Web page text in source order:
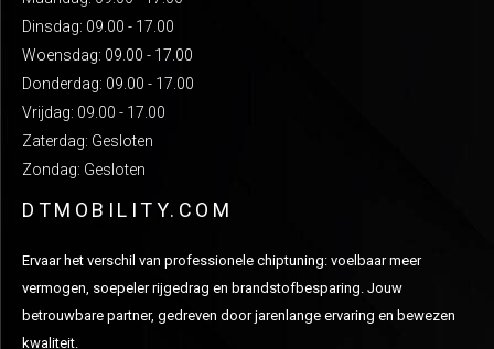
Dinsdag: 09.00 - 17.00
Woensdag: 09.00 - 17.00
Donderdag: 09.00 - 17.00
Vrijdag: 09.00 - 17.00
Zaterdag: Gesloten
Zondag: Gesloten
DTMOBILITY.COM
Ervaar het verschil van professionele chiptuning: voelbaar meer
vermogen, soepeler rijgedrag en brandstofbesparing. Jouw
betrouwbare partner, gedreven door jarenlange ervaring en bewezen
kwaliteit.